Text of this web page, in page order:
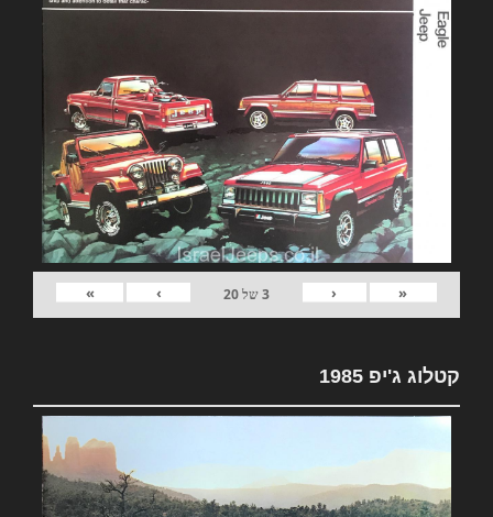
«
‹
3של20
›
»
קטלוג ג'יפ 1985